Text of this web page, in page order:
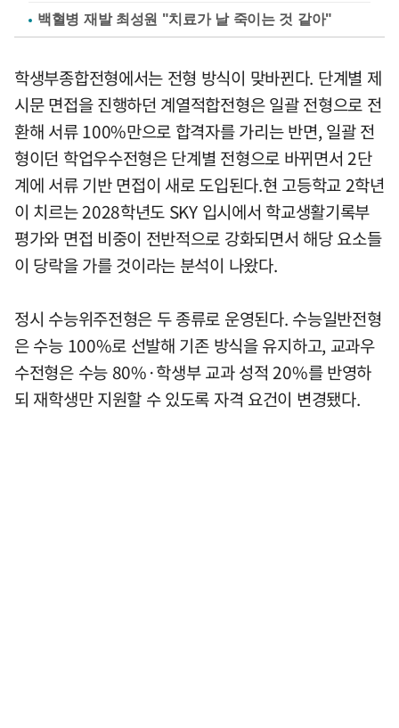
백혈병 재발 최성원 "치료가 날 죽이는 것 같아"
학생부종합전형에서는 전형 방식이 맞바뀐다. 단계별 제
시문 면접을 진행하던 계열적합전형은 일괄 전형으로 전
환해 서류 100%만으로 합격자를 가리는 반면, 일괄 전
형이던 학업우수전형은 단계별 전형으로 바뀌면서 2단
계에 서류 기반 면접이 새로 도입된다.현 고등학교 2학년
이 치르는 2028학년도 SKY 입시에서 학교생활기록부
평가와 면접 비중이 전반적으로 강화되면서 해당 요소들
이 당락을 가를 것이라는 분석이 나왔다.
정시 수능위주전형은 두 종류로 운영된다. 수능일반전형
은 수능 100%로 선발해 기존 방식을 유지하고, 교과우
수전형은 수능 80%·학생부 교과 성적 20%를 반영하
되 재학생만 지원할 수 있도록 자격 요건이 변경됐다.